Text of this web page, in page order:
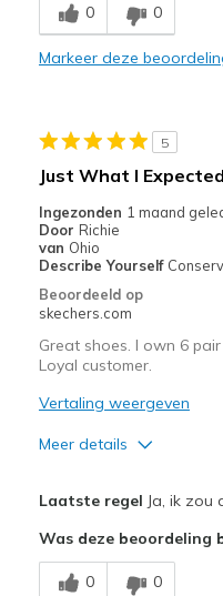
Stylish
View On Shoes
0 0
Markeer deze
5
Just What I Expected
Ingezonden 1 maand
Door Richie
van Ohio
Describe Yourself
Beoordeeld op
skechers.com
Great shoes. I own 6
Loyal customer.
Vertaling weergeven
Meer details
Comfortable
Laatste regel Ja, ik zou
Was deze beoordeling
0 0